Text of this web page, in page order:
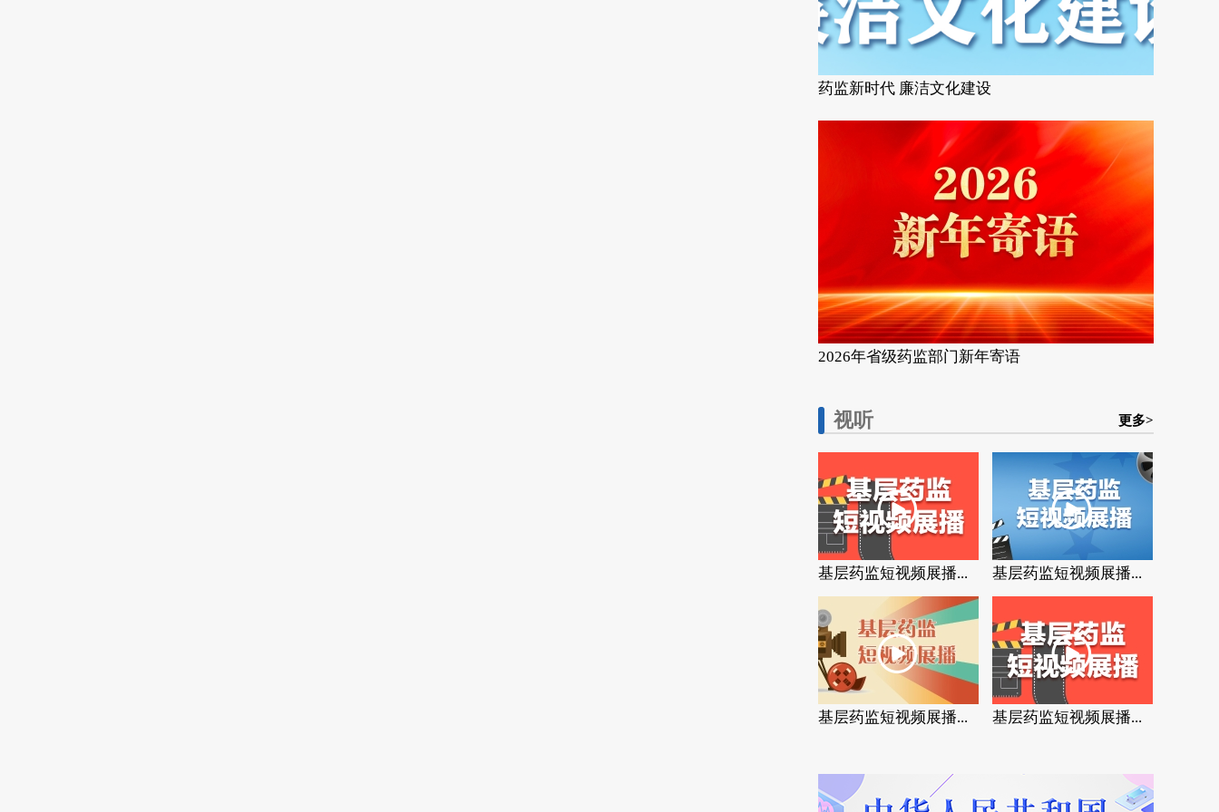
药监新时代 廉洁文化建设
2026年省级药监部门新年寄语
视听 更多>
基层药监短视频展播... 基层药监短视频展播...
基层药监短视频展播... 基层药监短视频展播...